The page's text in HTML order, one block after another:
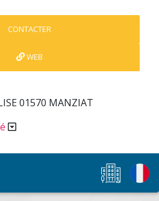
CONTACTER
WEB
01570 MANZIAT